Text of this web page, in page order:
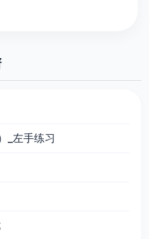
_左手练习